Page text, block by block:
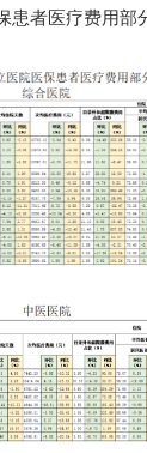
患者医疗费用部